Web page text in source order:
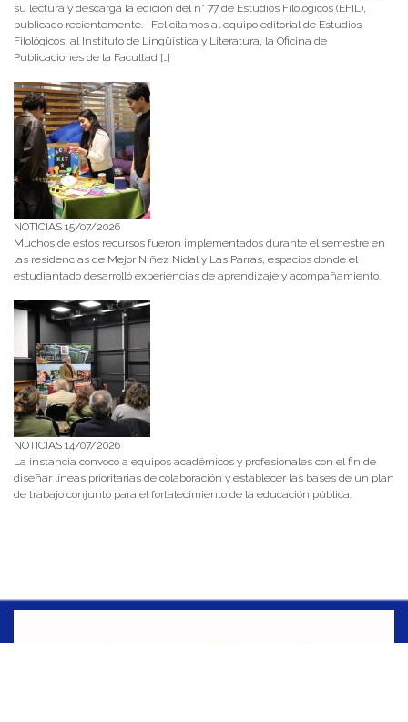
su lectura y descarga la edición del n° 77 de Estudios Filológicos (EFIL),
publicado recientemente. Felicitamos al equipo editorial de Estudios
Filológicos, al Instituto de Lingüística y Literatura, la Oficina de
Publicaciones de la Facultad […]
NOTICIAS 15/07/2026
Muchos de estos recursos fueron implementados durante el semestre en
las residencias de Mejor Niñez Nidal y Las Parras, espacios donde el
estudiantado desarrolló experiencias de aprendizaje y acompañamiento.
NOTICIAS 14/07/2026
La instancia convocó a equipos académicos y profesionales con el fin de
diseñar líneas prioritarias de colaboración y establecer las bases de un plan
de trabajo conjunto para el fortalecimiento de la educación pública.